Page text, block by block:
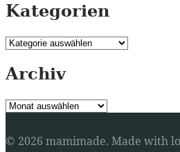
Kategorien
Kategorien
Archiv
Archiv
© 2026 mamimade. Made with